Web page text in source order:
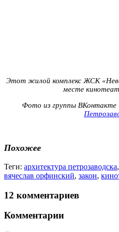
Этот жилой комплекс ЖСК
месте
Фото из группы ВКонтакте
Похожее
Теги: архитектура петрозаводска,
вячеслав орфинский, закон,
12 комментариев
Комментарии